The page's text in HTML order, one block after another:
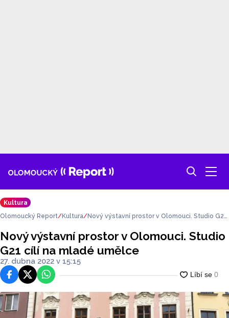
Kultura
Olomoucký Report
Kultura
Nový výstavní prostor v Olomouci. Studio G21
Nový výstavní prostor v Olomouci. Studio
G21 cílí na mladé umělce
27. dubna 2022 v 15:15
FacebookPlatforma X
WhatsApp